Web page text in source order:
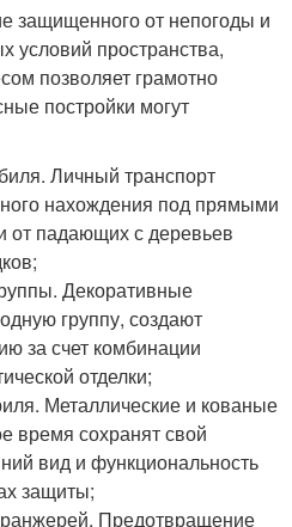
защищенного от непогоды и
условий пространства,
позволяет грамотно
постройки могут
Личный транспорт
нахождения под прямыми
от падающих с деревьев
Декоративные
группу, создают
за счет комбинации
отделки;
Металлические и кованые
время сохранят свой
вид и функциональность
защиты;
Предотвращение